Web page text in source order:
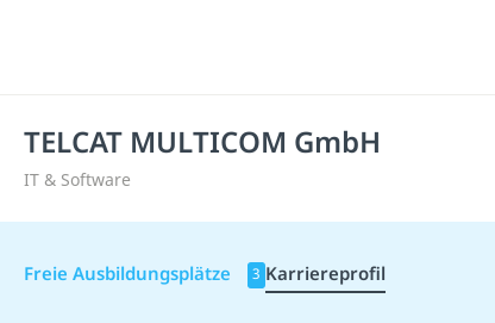
TELCAT MULTICOM GmbH
IT & Software
Freie Ausbildungsplätze 3 Karriereprofil